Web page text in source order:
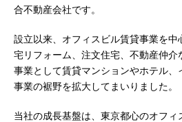
合不動産会社です。
設立以来、オフィスビル賃貸事業を中
宅リフォーム、注文住宅、不動産仲介
事業として賃貸マンションやホテル、
事業の裾野を拡大してまいりました。
当社の成長基盤は、東京都心のオフ